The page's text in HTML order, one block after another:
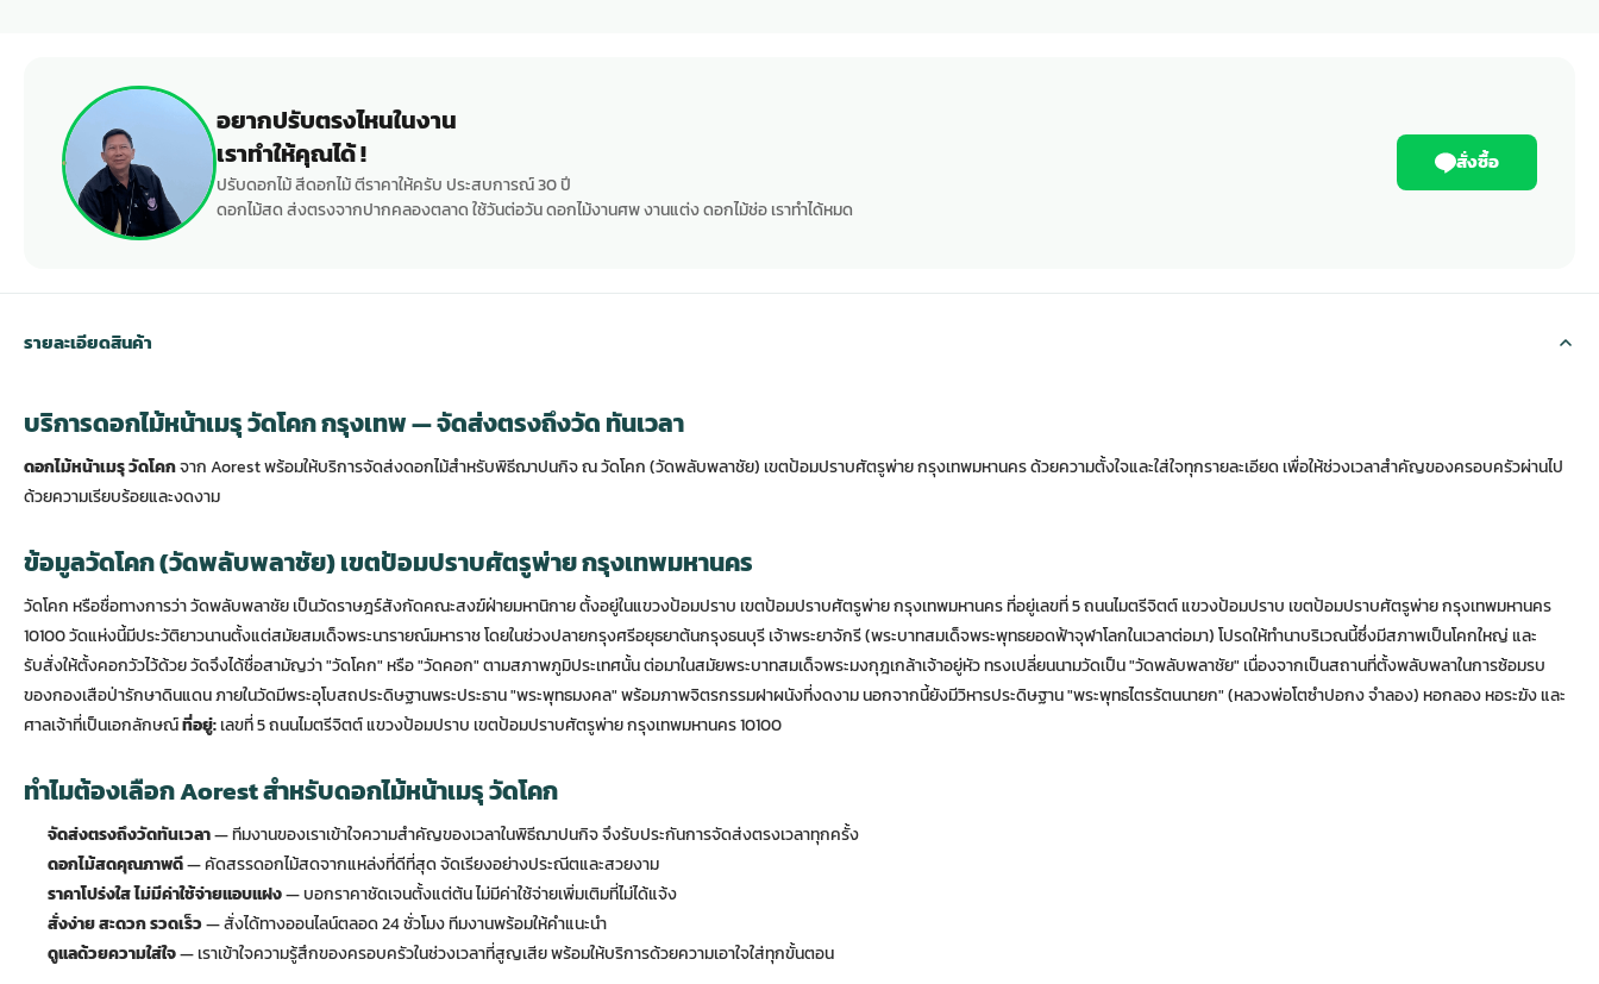
อยากปรับตรงไหนในงาน
เราทำให้คุณได้ !
ปรับดอกไม้ สีดอกไม้ ตีราคาให้ครับ ประสบการณ์ 30 ปี
ดอกไม้สด ส่งตรงจากปากคลองตลาด ใช้วันต่อวัน ดอกไม้งานศพ งานแต่ง ดอกไม้ช่อ เราทำได้หมด
สั่งซื้อ
รายละเอียดสินค้า
บริการดอกไม้หน้าเมรุ วัดโคก กรุงเทพ — จัดส่งตรงถึงวัด ทันเวลา
ดอกไม้หน้าเมรุ วัดโคกจาก Aorest พร้อมให้บริการจัดส่งดอกไม้สำหรับพิธีฌาปนกิจ ณ วัดโคก (วัดพลับพลาชัย) เขตป้อมปราบศัตรูพ่าย กรุงเทพมหานคร ด้วยความตั้งใจและใส่ใจทุกรายละเอียด เพื่อให้ช่วงเวลาสำคัญของครอบครัวผ่านไป
ด้วยความเรียบร้อยและงดงาม
ข้อมูลวัดโคก (วัดพลับพลาชัย) เขตป้อมปราบศัตรูพ่าย กรุงเทพมหานคร
วัดโคก หรือชื่อทางการว่า วัดพลับพลาชัย เป็นวัดราษฎร์สังกัดคณะสงฆ์ฝ่ายมหานิกาย ตั้งอยู่ในแขวงป้อมปราบ เขตป้อมปราบศัตรูพ่าย กรุงเทพมหานคร ที่อยู่เลขที่ 5 ถนนไมตรีจิตต์ แขวงป้อมปราบ เขตป้อมปราบศัตรูพ่าย กรุงเทพมหานคร
10100 วัดแห่งนี้มีประวัติยาวนานตั้งแต่สมัยสมเด็จพระนารายณ์มหาราช โดยในช่วงปลายกรุงศรีอยุธยาต้นกรุงธนบุรี เจ้าพระยาจักรี (พระบาทสมเด็จพระพุทธยอดฟ้าจุฬาโลกในเวลาต่อมา) โปรดให้ทำนาบริเวณนี้ซึ่งมีสภาพเป็นโคกใหญ่ และ
รับสั่งให้ตั้งคอกวัวไว้ด้วย วัดจึงได้ชื่อสามัญว่า "วัดโคก" หรือ "วัดคอก" ตามสภาพภูมิประเทศนั้น ต่อมาในสมัยพระบาทสมเด็จพระมงกุฎเกล้าเจ้าอยู่หัว ทรงเปลี่ยนนามวัดเป็น "วัดพลับพลาชัย" เนื่องจากเป็นสถานที่ตั้งพลับพลาในการซ้อมรบ
ของกองเสือป่ารักษาดินแดน ภายในวัดมีพระอุโบสถประดิษฐานพระประธาน "พระพุทธมงคล" พร้อมภาพจิตรกรรมฝาผนังที่งดงาม นอกจากนี้ยังมีวิหารประดิษฐาน "พระพุทธไตรรัตนนายก" (หลวงพ่อโตซำปอกง จำลอง) หอกลอง หอระฆัง และ
ศาลเจ้าที่เป็นเอกลักษณ์ที่อยู่:เลขที่ 5 ถนนไมตรีจิตต์ แขวงป้อมปราบ เขตป้อมปราบศัตรูพ่าย กรุงเทพมหานคร 10100
ทำไมต้องเลือก Aorest สำหรับดอกไม้หน้าเมรุ วัดโคก
จัดส่งตรงถึงวัดทันเวลา— ทีมงานของเราเข้าใจความสำคัญของเวลาในพิธีฌาปนกิจ จึงรับประกันการจัดส่งตรงเวลาทุกครั้ง
ดอกไม้สดคุณภาพดี— คัดสรรดอกไม้สดจากแหล่งที่ดีที่สุด จัดเรียงอย่างประณีตและสวยงาม
ราคาโปร่งใส ไม่มีค่าใช้จ่ายแอบแฝง— บอกราคาชัดเจนตั้งแต่ต้น ไม่มีค่าใช้จ่ายเพิ่มเติมที่ไม่ได้แจ้ง
สั่งง่าย สะดวก รวดเร็ว— สั่งได้ทางออนไลน์ตลอด 24 ชั่วโมง ทีมงานพร้อมให้คำแนะนำ
ดูแลด้วยความใส่ใจ— เราเข้าใจความรู้สึกของครอบครัวในช่วงเวลาที่สูญเสีย พร้อมให้บริการด้วยความเอาใจใส่ทุกขั้นตอน